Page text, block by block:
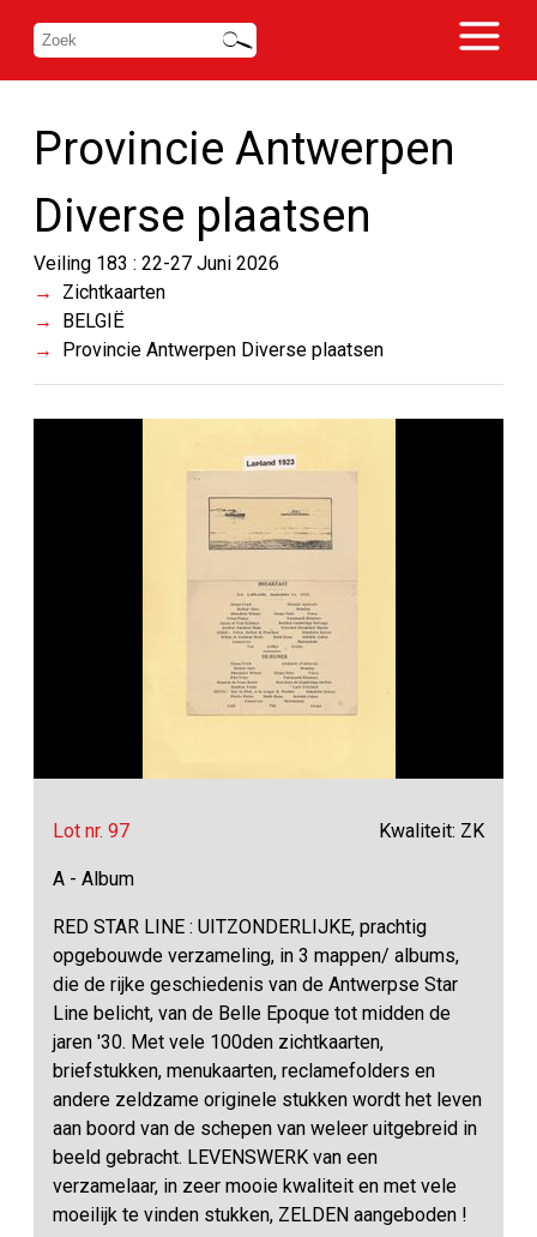
Provincie Antwerpen
Diverse plaatsen
Veiling 183 : 22-27 Juni 2026
Zichtkaarten
BELGIË
Provincie Antwerpen Diverse plaatsen
Lot nr. 97 Kwaliteit: ZK
A - Album
RED STAR LINE : UITZONDERLIJKE, prachtig
opgebouwde verzameling, in 3 mappen/ albums,
die de rijke geschiedenis van de Antwerpse Star
Line belicht, van de Belle Epoque tot midden de
jaren '30. Met vele 100den zichtkaarten,
briefstukken, menukaarten, reclamefolders en
andere zeldzame originele stukken wordt het leven
aan boord van de schepen van weleer uitgebreid in
beeld gebracht. LEVENSWERK van een
verzamelaar, in zeer mooie kwaliteit en met vele
moeilijk te vinden stukken, ZELDEN aangeboden !